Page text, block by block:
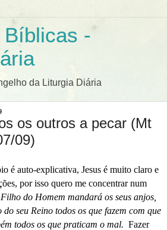
Bíblicas -
da Liturgia Diária
os outros a pecar (Mt
09)
é auto-explicativa, Jesus é muito claro e
por isso quero me concentrar num
do Homem mandará os seus anjos,
seu Reino todos os que fazem com que
todos os que praticam o mal. Fazer